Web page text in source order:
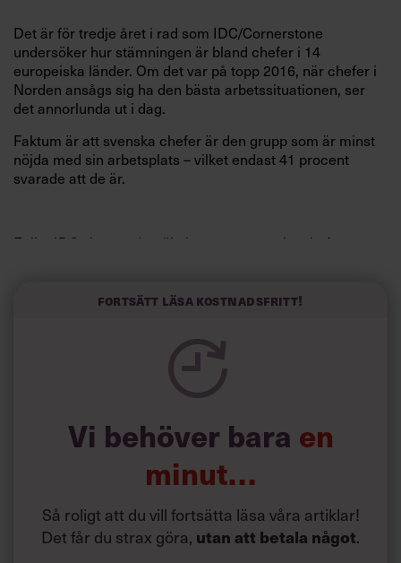
Det är för tredje året i rad som IDC/Cornerstone
undersöker hur stämningen är bland chefer i 14
europeiska länder. Om det var på topp 2016, när chefer i
Norden ansågs sig ha den bästa arbetssituationen, ser
det annorlunda ut i dag.
Faktum är att svenska chefer är den grupp som är minst
nöjda med sin arbetsplats – vilket endast 41 procent
svarade att de är.
Enligt IDC visar undersökningen att svenska chefer
på medarbetarna – samtidigt som arbetslösheten är låg
”Det är inte alls omöjligt att det är resultatet av det vi ser i
årets siffror”, säger Stefan Robsén, chef på Cornerstone i
Fortsätt läsa kostnadsfritt!
Vi behöver bara en
minut…
Så roligt att du vill fortsätta läsa våra artiklar!
Det får du strax göra, utan att betala något.